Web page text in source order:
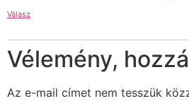
Válasz
Vélemény,
Az e-mail címet nem tesszük